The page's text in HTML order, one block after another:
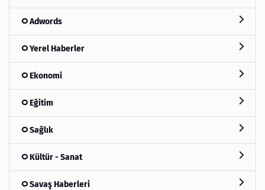
Adwords
Yerel Haberler
Ekonomi
Eğitim
Sağlık
Kültür - Sanat
Savaş Haberleri